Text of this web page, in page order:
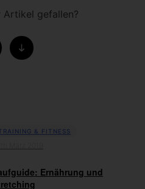
Artikel gefallen?
& FITNESS
Ernährung und